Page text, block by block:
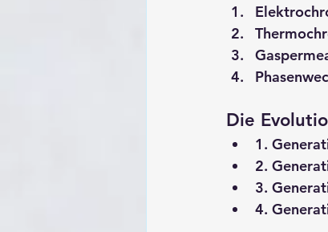
Die
1.
2.
3.
4.